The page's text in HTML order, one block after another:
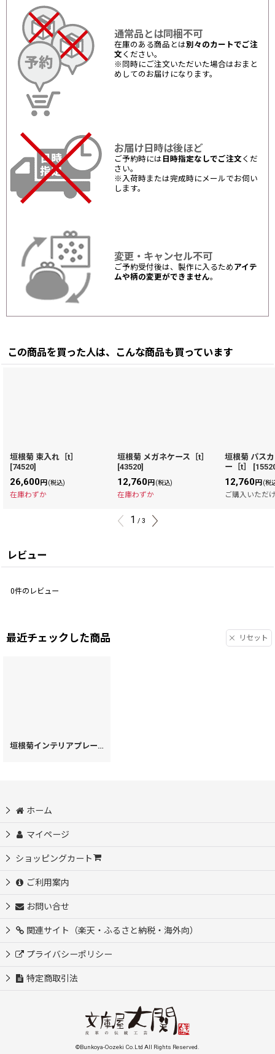
通常品とは同梱不可
在庫のある商品とは別々のカートでご注
文 ください。
※同時にご注文いただいた場合はおまと
めしてのお届けになります。
お届け日時は後ほど
ご予約時には 日時指定なしでご注文 くだ
さい。
※入荷時または完成時にメールでお伺い
します。
変更・キャンセル不可
ご予約受付後は、製作に入るため アイテ
ムや柄の変更ができません。
この商品を買った人は、こんな商品も買っています
垣根菊 束入れ［t］
[74520]
26,600円 (税込)
在庫わずか
垣根菊 メガネケース［t］
[43520]
12,760円 (税込)
在庫わずか
垣根菊 パス
ー［t］
[
12,760円 (税
ご購入いただ
1 / 3
レビュー
0件のレビュー
最近チェックした商品 リセット
垣根菊インテリアプレート（大）［t］
ホーム
マイページ
ショッピングカート
ご利用案内
お問い合せ
関連サイト（楽天・ふるさと納税・海外向）
プライバシーポリシー
特定商取引法
©Bunkoya-Oozeki Co.Ltd All Rights Reserved.